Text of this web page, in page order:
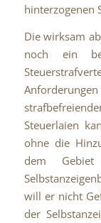
hinterzogenen
Die wirksam
noch ein
Steuerlaien
ohne die
dem
will er nicht
der